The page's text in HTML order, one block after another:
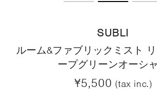
SUBLI
ルーム&ファブリックミスト
ープグリーンオーシ
¥5,500 (tax inc.)